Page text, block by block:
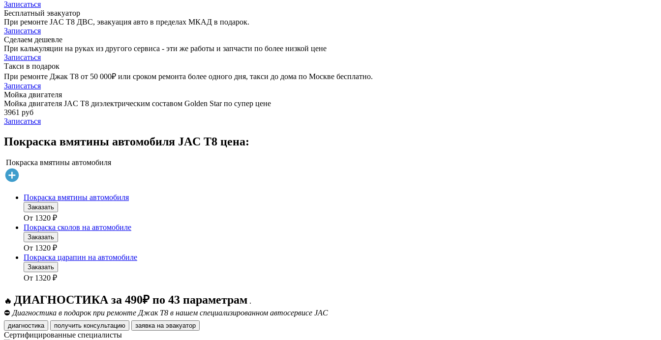
Записаться
Бесплатный эвакуатор
При ремонте JAC T8 ДВС, эвакуация авто в пределах МКАД в подарок.
Записаться
Сделаем дешевле
При калькуляции на руках из другого сервиса - эти же работы и запчасти по более низкой цене
Записаться
Такси в подарок
При ремонте Джак Т8 от 50 000₽ или сроком ремонта более одного дня, такси до дома по Москве бесплатно.
Записаться
Мойка двигателя
Мойка двигателя JAC T8 диэлектрическим составом Golden Star по супер цене
3961 руб
Записаться
Покраска вмятины автомобиля JAC T8 цена:
Покраска вмятины автомобиля
Покраска вмятины автомобиля
Заказать
От 1320 ₽
Покраска сколов на автомобиле
Заказать
От 1320 ₽
Покраска царапин на автомобиле
Заказать
От 1320 ₽
🔥 ДИАГНОСТИКА за 490₽ по 43 параметрам .
⛔ Диагностика в подарок при ремонте Джак Т8 в нашем специализированном автосервисе JAC
диагностика получить консультацию заявка на эвакуатор
Сертифицированные специалисты